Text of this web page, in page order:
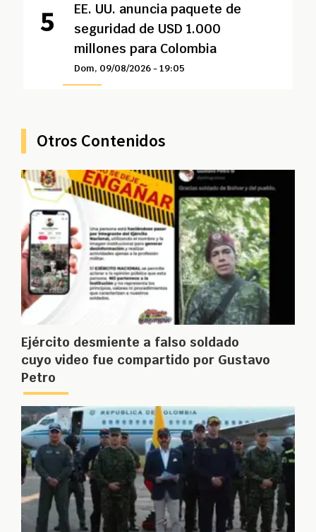
EE. UU. anuncia paquete de
seguridad de USD 1.000
millones para Colombia
Dom, 09/08/2026 - 19:05
Otros Contenidos
Ejército desmiente a falso soldado
cuyo video fue compartido por Gustavo
Petro